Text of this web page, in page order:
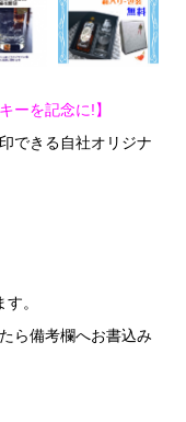
ーを記念に!】
できる自社オリジナ
。
ら備考欄へお書込み